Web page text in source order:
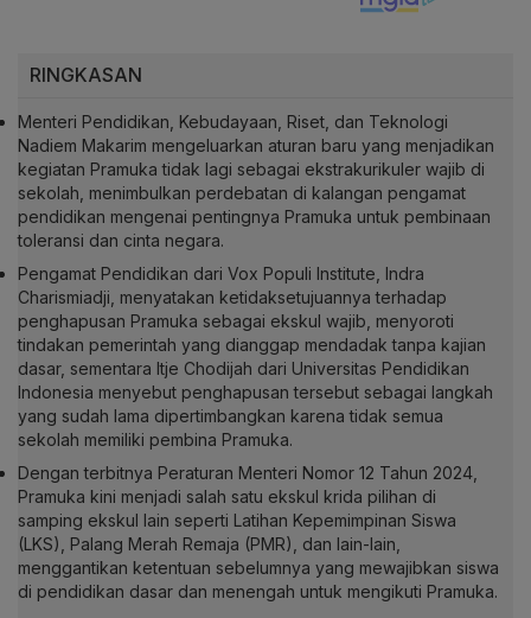
RINGKASAN
Menteri Pendidikan, Kebudayaan, Riset, dan Teknologi
Nadiem Makarim mengeluarkan aturan baru yang menjadikan
kegiatan Pramuka tidak lagi sebagai ekstrakurikuler wajib di
sekolah, menimbulkan perdebatan di kalangan pengamat
pendidikan mengenai pentingnya Pramuka untuk pembinaan
toleransi dan cinta negara.
Pengamat Pendidikan dari Vox Populi Institute, Indra
Charismiadji, menyatakan ketidaksetujuannya terhadap
penghapusan Pramuka sebagai ekskul wajib, menyoroti
tindakan pemerintah yang dianggap mendadak tanpa kajian
dasar, sementara Itje Chodijah dari Universitas Pendidikan
Indonesia menyebut penghapusan tersebut sebagai langkah
yang sudah lama dipertimbangkan karena tidak semua
sekolah memiliki pembina Pramuka.
Dengan terbitnya Peraturan Menteri Nomor 12 Tahun 2024,
Pramuka kini menjadi salah satu ekskul krida pilihan di
samping ekskul lain seperti Latihan Kepemimpinan Siswa
(LKS), Palang Merah Remaja (PMR), dan lain-lain,
menggantikan ketentuan sebelumnya yang mewajibkan siswa
di pendidikan dasar dan menengah untuk mengikuti Pramuka.